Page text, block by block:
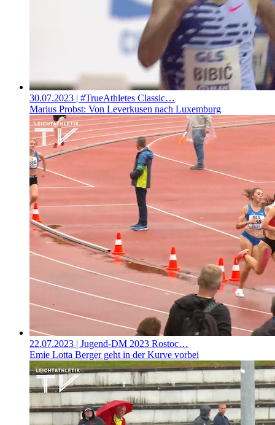
30.07.2023 | #TrueAthletes Classic…
Marius Probst: Von Leverkusen nach Luxemburg
22.07.2023 | Jugend-DM 2023 Rostoc…
Emie Lotta Berger geht in der Kurve vorbei